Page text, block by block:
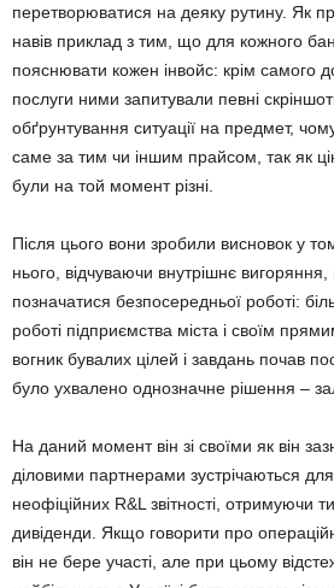
перетворюватися на деяку рутину. Як
навів приклад з тим, що для кожного
пояснювати кожен інвойс: крім самого
послуги ними запитували певні
обґрунтування ситуації на предмет,
саме за тим чи іншим прайсом, так як
були на той момент різні.
Після цього вони зробили висновок у
нього, відчуваючи внутрішнє
позначатися безпосередньої роботі:
роботі підприємства міста і своїм
вогник бувалих цілей і завдань почав
було ухвалено однозначне рішення –
На даний момент він зі своїми як він
діловими партнерами зустрічаються
неофіційних R&L звітності, отримуючи
дивіденди. Якщо говорити про
він не бере участі, але при цьому